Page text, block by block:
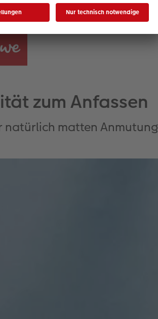
zum Anfassen
natürlich matten Anmutung